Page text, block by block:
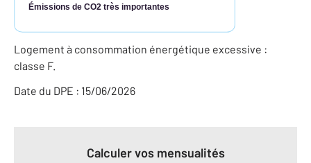
Émissions de CO2 très importantes
Logement à consommation énergétique excessive :
classe F.
Date du DPE : 15/06/2026
Calculer vos mensualités